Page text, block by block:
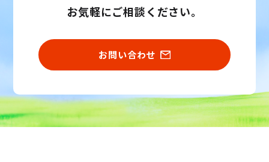
お気軽にご相談ください。
お問い合わせ